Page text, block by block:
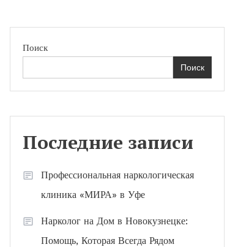
Поиск
Поиск
Последние записи
Профессиональная наркологическая
клиника «МИРА» в Уфе
Нарколог на Дом в Новокузнецке:
Помощь, Которая Всегда Рядом